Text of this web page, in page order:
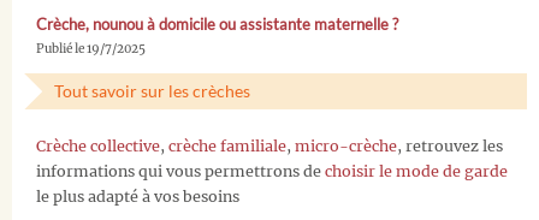
Crèche, nounou à domicile ou assistante maternelle ?
Publié le 19/7/2025
Tout savoir sur les crèches
Crèche collective, crèche familiale, micro-crèche, retrouvez les
informations qui vous permettrons de choisir le mode de garde
le plus adapté à vos besoins